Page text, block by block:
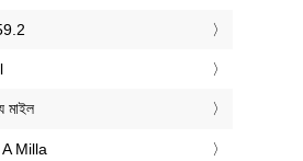
মাইল
Milla